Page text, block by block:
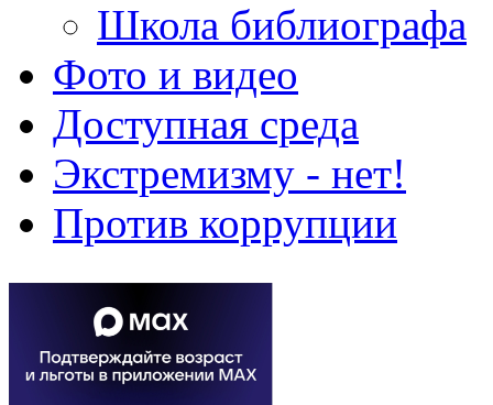
Школа библиографа
Фото и видео
Доступная среда
Экстремизму - нет!
Против коррупции